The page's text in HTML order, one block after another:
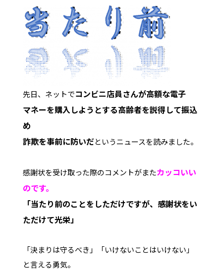
先日、ネットでコンビニ店員さんが高額な電子
マネーを購入しようとする高齢者を説得して振込
め
詐欺を事前に防いだというニュースを読みました。
感謝状を受け取った際のコメントがまたカッコいい
のです。
「当たり前のことをしただけですが、感謝状をい
ただけて光栄」
「決まりは守るべき」「いけないことはいけない」
と言える勇気。